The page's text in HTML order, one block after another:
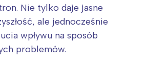
Nie tylko daje jasne
ale jednocześnie
wpływu na sposób
problemów.
mnie wydarzenia z
regionu: